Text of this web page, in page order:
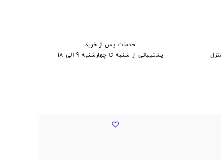
خدمات پس از خرید
پشتیبانی از شنبه تا چهارشنبه 9 الی 18